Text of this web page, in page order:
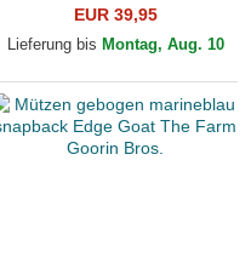
Mini The Farm Goorin Bros.
EUR 39,95
Lieferung bis Montag, Aug. 10